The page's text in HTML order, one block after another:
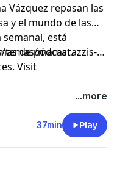
Vázquez repasan las
y el mundo de las
está
de pódcast.
mamarazzis-
Visit
...more
37min Play